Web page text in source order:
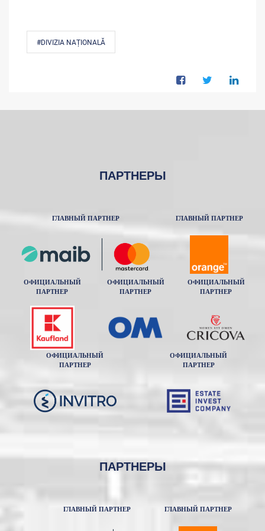
#DIVIZIA NAȚIONALĂ
ПАРТНЕРЫ
ГЛАВНЫЙ ПАРТНЕР ГЛАВНЫЙ ПАРТНЕР
ОФИЦИАЛЬНЫЙ
ПАРТНЕР
ОФИЦИАЛЬНЫЙ
ПАРТНЕР
ОФИЦИАЛЬНЫЙ
ПАРТНЕР
ОФИЦИАЛЬНЫЙ
ПАРТНЕР
ОФИЦИАЛЬНЫЙ
ПАРТНЕР
ПАРТНЕРЫ
ГЛАВНЫЙ ПАРТНЕР ГЛАВНЫЙ ПАРТНЕР